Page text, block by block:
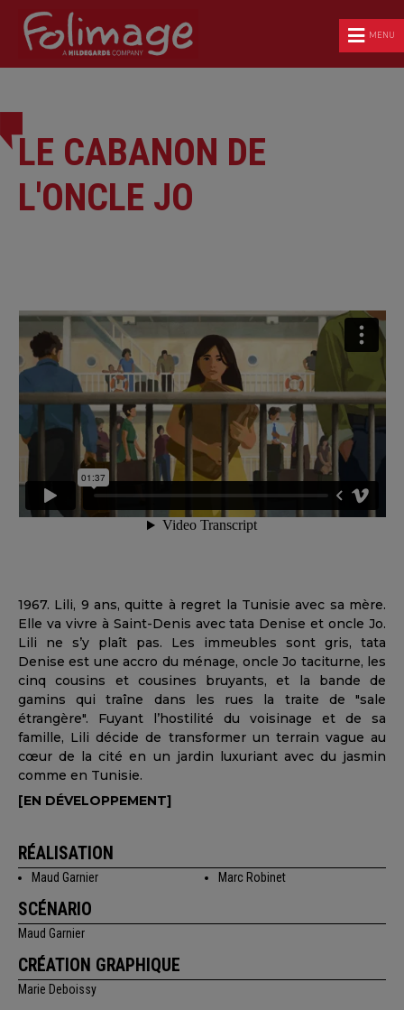
MENU
LE CABANON DE
L'ONCLE JO
1967. Lili, 9 ans, quitte à regret la Tunisie avec sa mère.
Elle va vivre à Saint-Denis avec tata Denise et oncle Jo.
Lili ne s’y plaît pas. Les immeubles sont gris, tata
Denise est une accro du ménage, oncle Jo taciturne, les
cinq cousins et cousines bruyants, et la bande de
gamins qui traîne dans les rues la traite de "sale
étrangère". Fuyant l’hostilité du voisinage et de sa
famille, Lili décide de transformer un terrain vague au
cœur de la cité en un jardin luxuriant avec du jasmin
comme en Tunisie.
[EN DÉVELOPPEMENT]
RÉALISATION
Maud Garnier Marc Robinet
SCÉNARIO
Maud Garnier
CRÉATION GRAPHIQUE
Marie Deboissy